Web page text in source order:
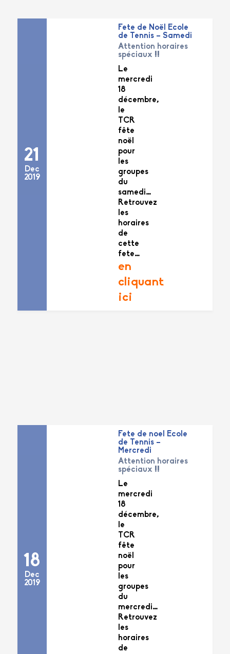
21
Dec
2019
Fete de Noël Ecole
de Tennis – Samedi
Attention horaires
spéciaux !!
Le
mercredi
18
décembre,
le
TCR
fête
noël
pour
les
groupes
du
samedi…
Retrouvez
les
horaires
de
cette
fete…
en
cliquant
ici
18
Dec
2019
Fete de noel Ecole
de Tennis –
Mercredi
Attention horaires
spéciaux !!
Le
mercredi
18
décembre,
le
TCR
fête
noël
pour
les
groupes
du
mercredi…
Retrouvez
les
horaires
de